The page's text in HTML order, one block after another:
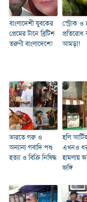
বাংলাদেশী যুবকের
প্রেমের টানে ব্রিটিশ
তরুণী বাংলাদেশে!
স্ট্রোক
প্রতিরোধ
আমড়া!
ভারতে গরু ও
অন্যান্য গবাদি পশু
হত্যা ও বিক্রি নিষিদ্ধ
হলি
এখনও
হামলায়
জঙ্গি